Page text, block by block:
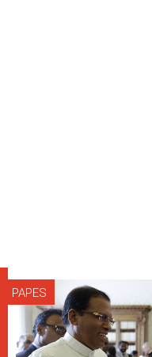
PAPES